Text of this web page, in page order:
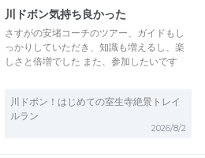
川ドボン気持ち良かった
さすがの安堵コーチのツアー、ガイドもし
っかりしていただき、知識も増えるし、楽
しさと倍増でした また、参加したいです
川ドボン！はじめての室生寺絶景トレイ
ルラン
2026/8/2